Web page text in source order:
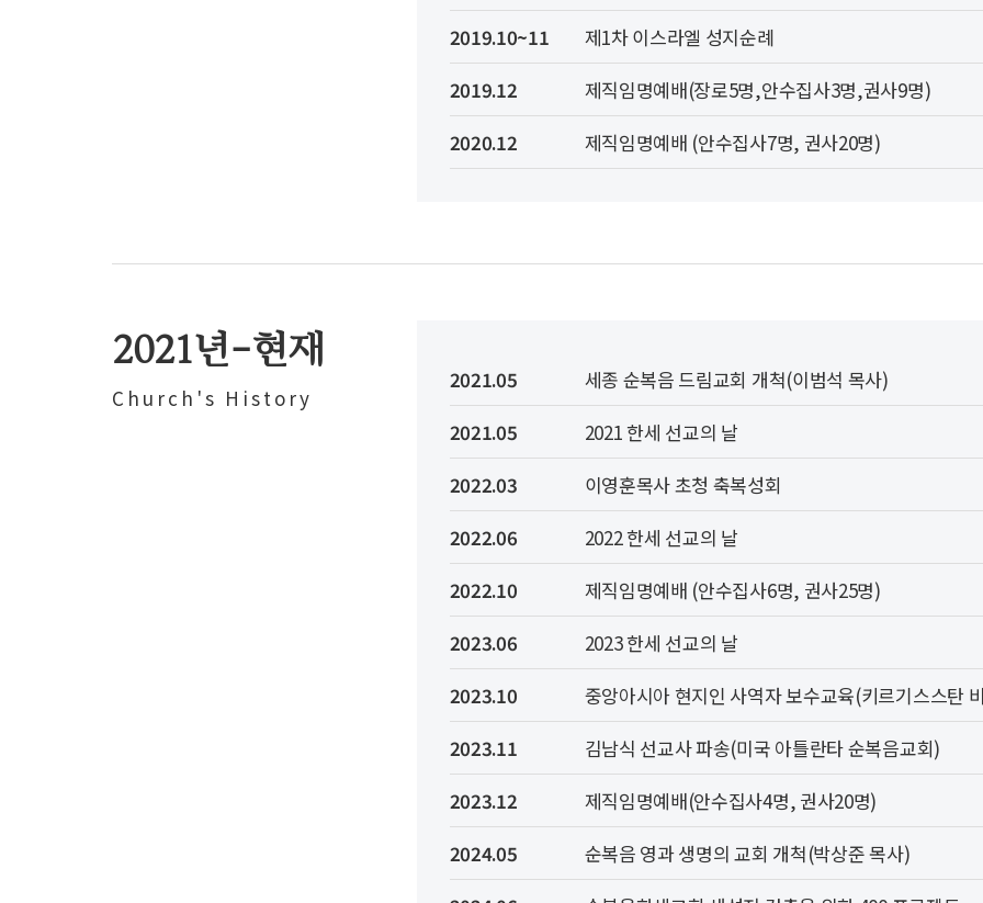
2019.10~11
제1차 이스라엘 성지순례
2019.12
제직임명예배(장로5명,안수집사3명,권사9명)
2020.12
제직임명예배 (안수집사7명, 권사20명)
2021년-현재
Church's History
2021.05
세종 순복음 드림교회 개척(이범석 목사)
2021.05
2021 한세 선교의 날
2022.03
이영훈목사 초청 축복성회
2022.06
2022 한세 선교의 날
2022.10
제직임명예배 (안수집사6명, 권사25명)
2023.06
2023 한세 선교의 날
2023.10
중앙아시아 현지인 사역자 보수교육(키르기스스탄
2023.11
김남식 선교사 파송(미국 아틀란타 순복음교회)
2023.12
제직임명예배(안수집사4명, 권사20명)
2024.05
순복음 영과 생명의 교회 개척(박상준 목사)